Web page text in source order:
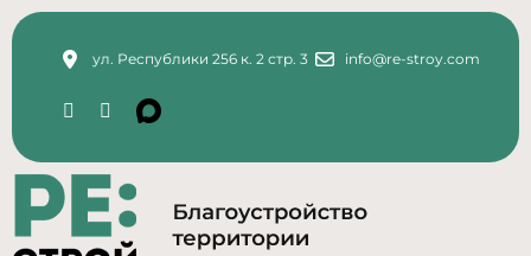
ул. Республики 256 к. 2 стр. 3 info@re-stroy.com